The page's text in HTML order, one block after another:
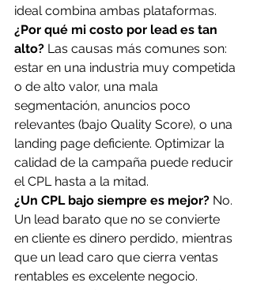
ideal combina ambas plataformas.
¿Por qué mi costo por lead es tan
alto? Las causas más comunes son:
estar en una industria muy competida
o de alto valor, una mala
segmentación, anuncios poco
relevantes (bajo Quality Score), o una
landing page deficiente. Optimizar la
calidad de la campaña puede reducir
el CPL hasta a la mitad.
¿Un CPL bajo siempre es mejor? No.
Un lead barato que no se convierte
en cliente es dinero perdido, mientras
que un lead caro que cierra ventas
rentables es excelente negocio.